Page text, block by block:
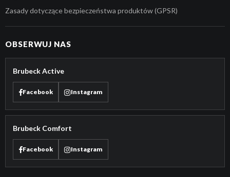
Zasady dotyczące bezpieczeństwa produktów (GPSR)
OBSERWUJ NAS
Brubeck Active
Facebook Instagram
Brubeck Comfort
Facebook Instagram